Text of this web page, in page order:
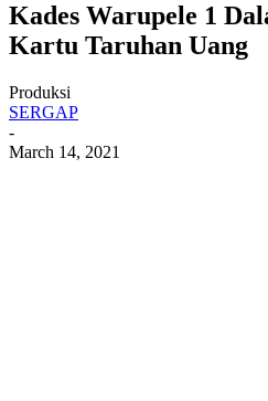
Kades Warupele 1
Kartu Taruhan Uang
Produksi
SERGAP
-
March 14, 2021